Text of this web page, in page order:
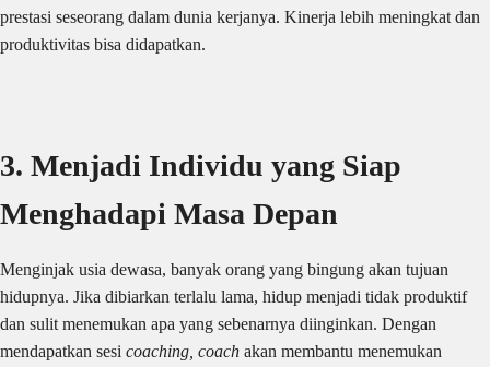
prestasi seseorang dalam dunia kerjanya. Kinerja lebih meningkat dan
produktivitas bisa didapatkan.
3. Menjadi Individu yang Siap
Menghadapi Masa Depan
Menginjak usia dewasa, banyak orang yang bingung akan tujuan
hidupnya. Jika dibiarkan terlalu lama, hidup menjadi tidak produktif
dan sulit menemukan apa yang sebenarnya diinginkan. Dengan
mendapatkan sesi coaching, coach akan membantu menemukan